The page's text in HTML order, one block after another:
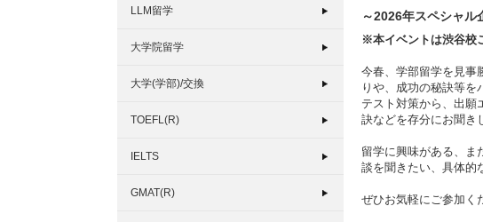
LLM留学
大学院留学
大学(学部)/交換
TOEFL(R)
IELTS
GMAT(R)
～2026年スペシャル
※本イベントは渋谷校
今春、学部留学を見事
りや、成功の秘訣等を
テスト対策から、出願
訣などを存分にお聞き
留学に興味がある、ま
談を聞きたい、具体的
ぜひお気軽にご参加く